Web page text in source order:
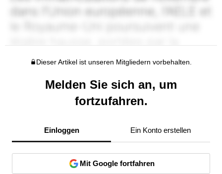
Dieser Artikel ist unseren Mitgliedern vorbehalten.
Melden Sie sich an, um
fortzufahren.
Einloggen Ein Konto erstellen
Mit Google fortfahren